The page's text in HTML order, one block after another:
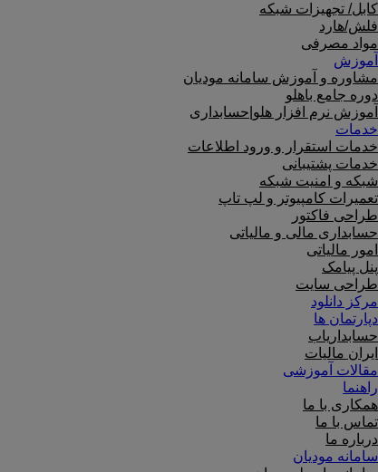
کابل/ تجهیزات شبکه
فلش/هارد
مواد مصرفی
آموزش
مشاوره و آموزش سامانه مودیان
دوره جامع باهلو
آموزش نرم افزار هلو|حسابداری
خدمات
خدمات استقرار و ورود اطلاعات
خدمات پشتیبانی
شبکه و امنیت شبکه
تعمیرات کامپیوتر و لپ تاپ
طراحی فاکتور
حسابداری مالی و مالیاتی
امور مالیاتی
پنل پیامک
طراحی سایت
مرکز دانلود
دپارتمان ها
حسابداریاب
ایران مالیات
مقالات آموزشی
راهنما
همکاری با ما
تماس با ما
درباره ما
سامانه مودیان